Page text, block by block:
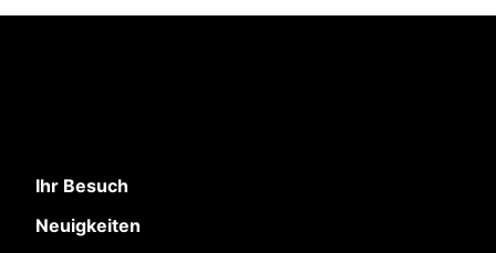
Ihr Besuch
Neuigkeiten